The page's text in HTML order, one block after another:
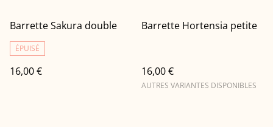
Barrette Sakura double
ÉPUISÉ
16,00 €
Barrette Hortensia petite
16,00 €
AUTRES VARIANTES DISPONIBLES